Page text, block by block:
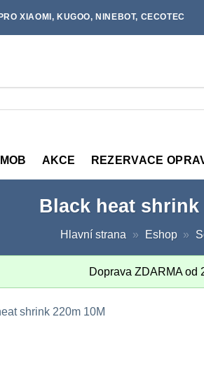
XIAOMI, KUGOO, NINEBOT, CECOTEC
AKCE REZERVACE
Black heat shrink
Hlavní strana » Eshop »
Doprava ZDARMA od